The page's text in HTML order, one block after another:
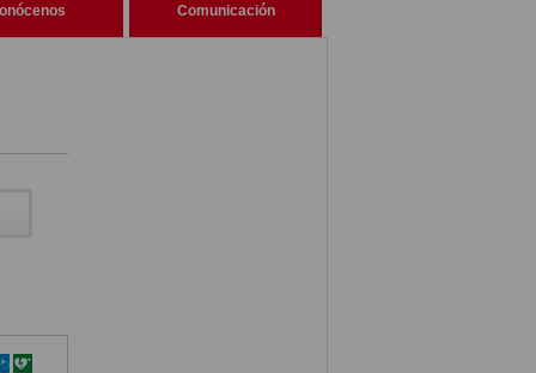
Comunicación